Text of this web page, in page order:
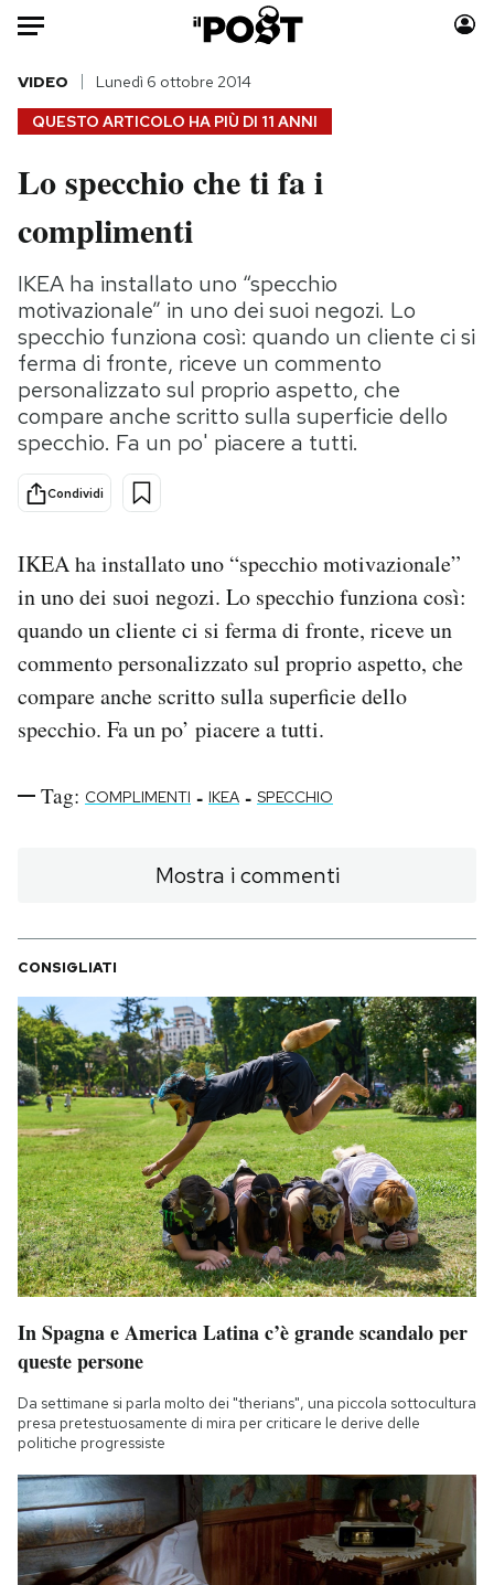
Auto
HOME
Italia
Politica
Tecnologia
Internet
Scienza
Cultura
Sport
Moda
Storie/Idee
Ok Boomer!
Media
Europa
Altrecose
Mondiali calcio 2026
NEWSLETTER
Newsletter
Notifiche mobile
Regala il Post
Hai bisogno di aiuto?
Esci
QUESTO ARTICOLO HA PIÙ DI 11 ANNI
VIDEO Lunedì 6 ottobre 2014
Lo specchio che ti fa i
complimenti
IKEA ha installato uno “specchio
motivazionale” in uno dei suoi negozi. Lo
specchio funziona così: quando un cliente ci si
ferma di fronte, riceve un commento
personalizzato sul proprio aspetto, che
compare anche scritto sulla superficie dello
specchio. Fa un po' piacere a tutti.
Condividi
IKEA ha installato uno “specchio motivazionale”
in uno dei suoi negozi. Lo specchio funziona così:
quando un cliente ci si ferma di fronte, riceve un
commento personalizzato sul proprio aspetto, che
compare anche scritto sulla superficie dello
specchio. Fa un po’ piacere a tutti.
Tag: COMPLIMENTI - IKEA - SPECCHIO
Mostra i commenti
CONSIGLIATI
In Spagna e America Latina c’è grande scandalo per
queste persone
Da settimane si parla molto dei "therians", una piccola sottocultura
presa pretestuosamente di mira per criticare le derive delle
politiche progressiste